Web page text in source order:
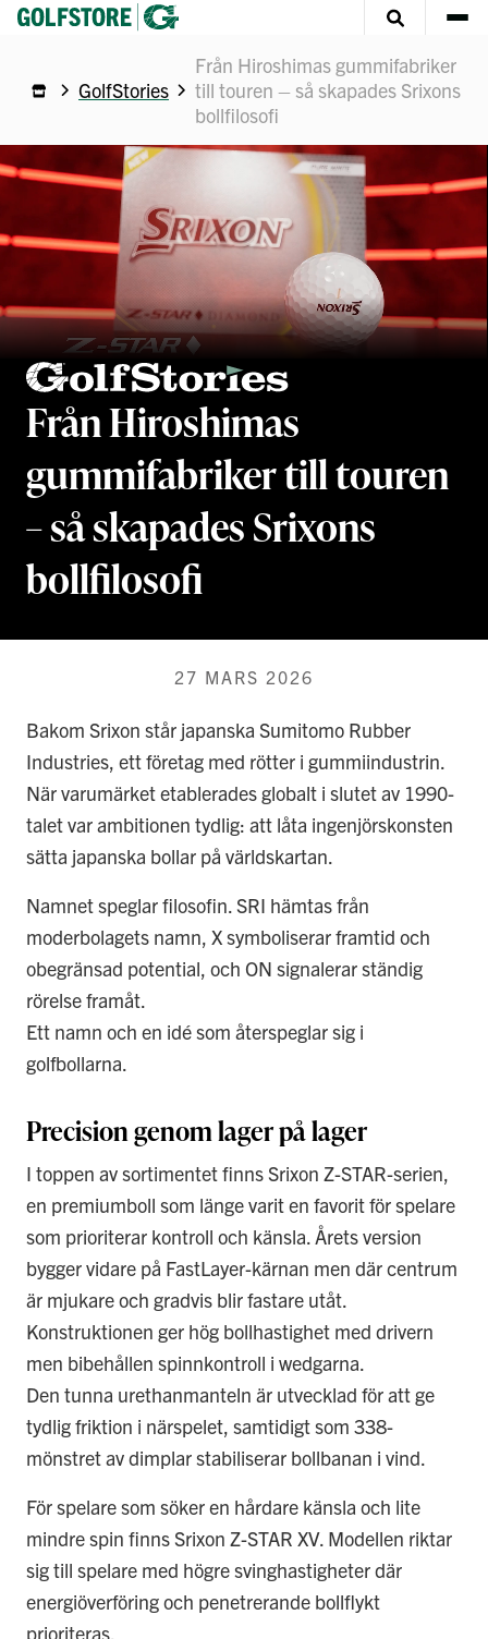
GolfStories
Från Hiroshimas gummifabriker
till touren – så skapades Srixons
bollfilosofi
Från Hiroshimas
gummifabriker till touren
– så skapades Srixons
bollfilosofi
27 MARS 2026
Bakom Srixon står japanska Sumitomo Rubber
Industries, ett företag med rötter i gummiindustrin.
När varumärket etablerades globalt i slutet av 1990-
talet var ambitionen tydlig: att låta ingenjörskonsten
sätta japanska bollar på världskartan.
Namnet speglar filosofin. SRI hämtas från
moderbolagets namn, X symboliserar framtid och
obegränsad potential, och ON signalerar ständig
rörelse framåt.
Ett namn och en idé som återspeglar sig i
golfbollarna.
Precision genom lager på lager
I toppen av sortimentet finns Srixon Z-STAR-serien,
en premiumboll som länge varit en favorit för spelare
som prioriterar kontroll och känsla. Årets version
bygger vidare på FastLayer-kärnan men där centrum
är mjukare och gradvis blir fastare utåt.
Konstruktionen ger hög bollhastighet med drivern
men bibehållen spinnkontroll i wedgarna.
Den tunna urethanmanteln är utvecklad för att ge
tydlig friktion i närspelet, samtidigt som 338-
mönstret av dimplar stabiliserar bollbanan i vind.
För spelare som söker en hårdare känsla och lite
mindre spin finns Srixon Z-STAR XV. Modellen riktar
sig till spelare med högre svinghastigheter där
energiöverföring och penetrerande bollflykt
prioriteras.